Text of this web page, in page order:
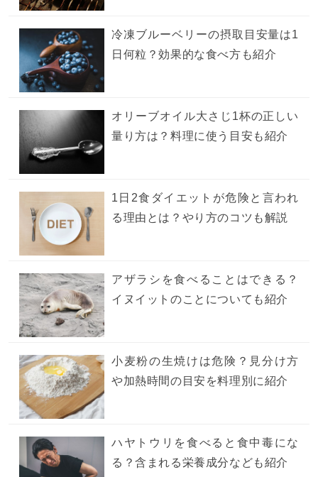
冷凍ブルーベリーの摂取目安量は1
日何粒？効果的な食べ方も紹介
オリーブオイル大さじ1杯の正しい
量り方は？料理に使う目安も紹介
1日2食ダイエットが危険と言われ
る理由とは？やり方のコツも解説
アザラシを食べることはできる？
イヌイットのことについても紹介
小麦粉の生焼けは危険？見分け方
や加熱時間の目安を料理別に紹介
ハヤトウリを食べると食中毒にな
る？含まれる栄養成分なども紹介